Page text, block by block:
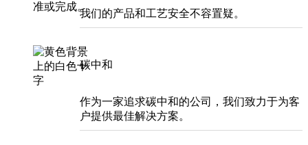
我们的产品和工艺安全不容置疑。
碳中和
作为一家追求碳中和的公司，我们致力于为客
户提供最佳解决方案。